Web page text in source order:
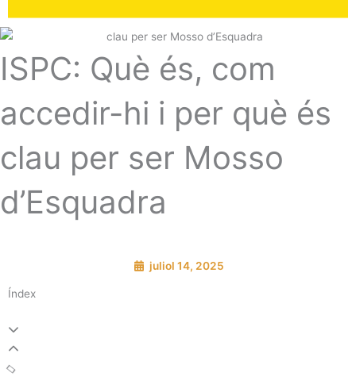
ISPC: Què és, com
accedir-hi i per què és
clau per ser Mosso
d’Esquadra
juliol 14, 2025
Índex